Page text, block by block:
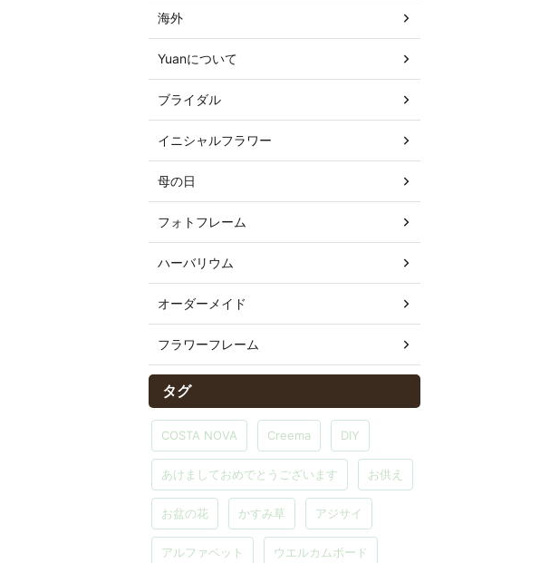
海外
Yuanについて
ブライダル
イニシャルフラワー
母の日
フォトフレーム
ハーバリウム
オーダーメイド
フラワーフレーム
タグ
COSTA NOVA Creema DIY
あけましておめでとうございます お供え
お盆の花 かすみ草 アジサイ
アルファベット ウエルカムボード